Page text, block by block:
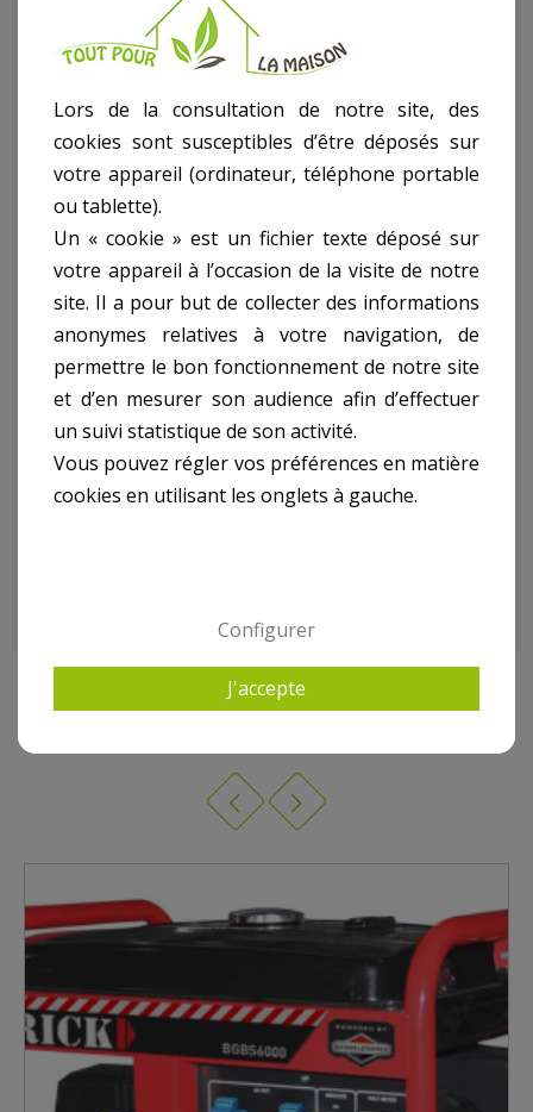
Pour aménager réparer construire décorer chez vous avec Le
(La)Generateur
dans notre rayon bricolage article
Descriptif technique
Generateur ref.
BG2300R:
- Puissance Max : 2200W
- Autonomie : 10,6H
- Capacité Du Réservoir : 15L
- Moteur 4 Temps
- Avec Roues
8 AUTRES PRODUITS DANS GROUPE ÉLECTROGÈNE,
Lors de la consultation de notre site, des
cookies sont susceptibles d’être déposés sur
votre appareil (ordinateur, téléphone portable
ou tablette).
Un « cookie » est un fichier texte déposé sur
votre appareil à l’occasion de la visite de notre
site. Il a pour but de collecter des informations
anonymes relatives à votre navigation, de
permettre le bon fonctionnement de notre site
et d’en mesurer son audience afin d’effectuer
un suivi statistique de son activité.
Vous pouvez régler vos préférences en matière
cookies en utilisant les onglets à gauche.
Configurer
J'accepte